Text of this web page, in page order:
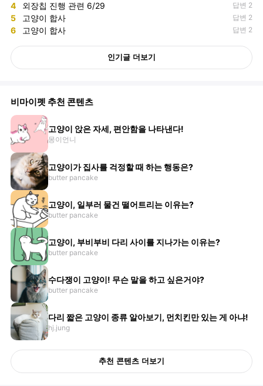
4 외장칩 진행 관련 6/29 답변 2
5 고양이 합사 답변 2
6 고양이 합사 답변 2
인기글 더보기
비마이펫 추천 콘텐츠
고양이 앉은 자세, 편안함을 나타낸다!
몽이언니
고양이가 집사를 걱정할 때 하는 행동은?
butter pancake
고양이, 일부러 물건 떨어트리는 이유는?
butter pancake
고양이, 부비부비 다리 사이를 지나가는 이유는?
butter pancake
수다쟁이 고양이! 무슨 말을 하고 싶은거야?
butter pancake
다리 짧은 고양이 종류 알아보기, 먼치킨만 있는 게 아냐!
hj.jung
추천 콘텐츠 더보기